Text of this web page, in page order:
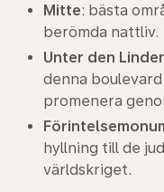
Mitte: bästa
berömda nattliv.
Unter den
denna
promenera
hyllning till de
världskriget.